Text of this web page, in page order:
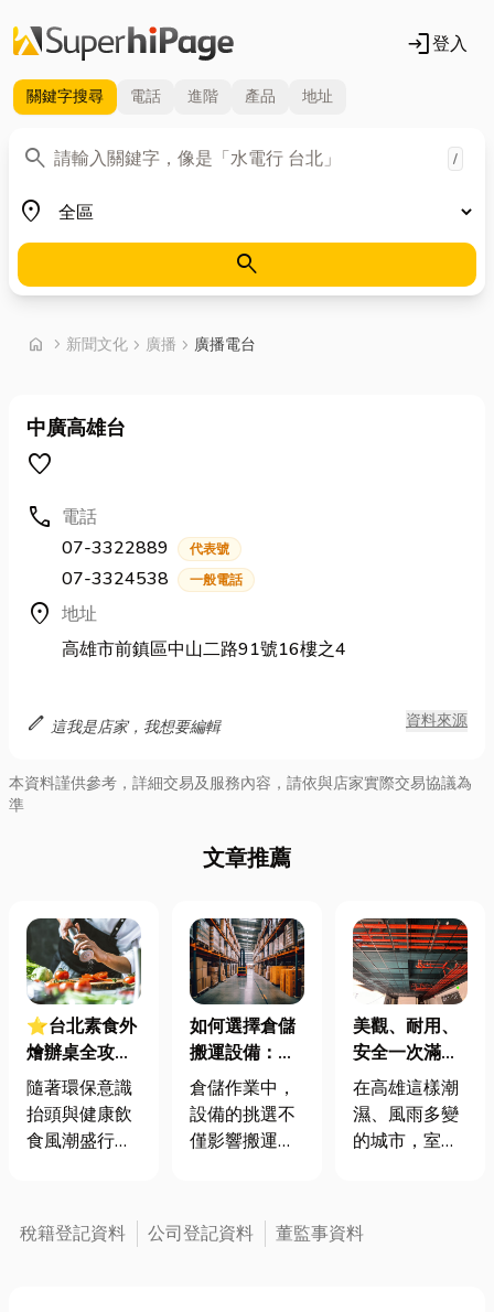
login登入
關鍵字搜尋 電話 進階 產品 地址
search
關鍵字 /
place
地區
search
home chevron_right 首頁
新聞文化 chevron_right 廣播 chevron_right 廣播電台
中廣高雄台
favorite
call 電話
07-3322889
代表號
07-3324538 一般電話
location_on 地址
高雄市前鎮區中山二路91號16樓之4
edit 這我是店家，我想要編輯 資料來源
本資料謹供參考，詳細交易及服務內容，請依與店家實際交易協議為
準
文章推薦
⭐台北素食外
燴辦桌全攻
略：從健康益
處到婚喪宴席
規劃，台北人
隨著環保意識
抬頭與健康飲
食風潮盛行，
仰的專利，而
是一種追求永
如何選擇倉儲
搬運設備：堆
高機、拖板
車、手推車比
較與選購指南
倉儲作業中，
設備的挑選不
僅影響搬運速
制。不同的倉
儲環境與需
美觀、耐用、
安全一次滿
足，高雄空間
改造最佳解決
方案！ 🌬️🏡
在高雄這樣潮
濕、風雨多變
的城市，室內
隔間牆不美
觀、天花板容
稅籍登記資料 公司登記資料 董監事資料